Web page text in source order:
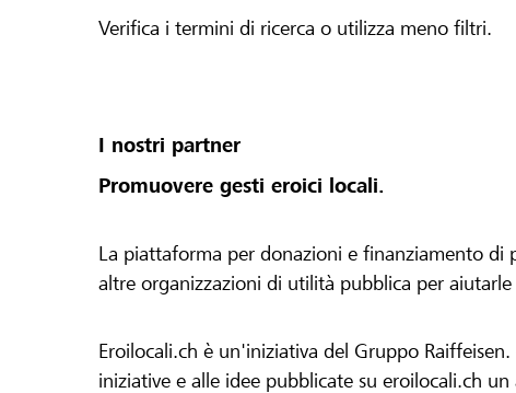
Verifica i termini di ricerca o utilizza meno filtri.
I nostri partner
Promuovere gesti eroici locali.
La piattaforma per donazioni e finanziamento di
altre organizzazioni di utilità pubblica per
Eroilocali.ch è un'iniziativa del Gruppo
iniziative e alle idee pubblicate su eroilocali.ch